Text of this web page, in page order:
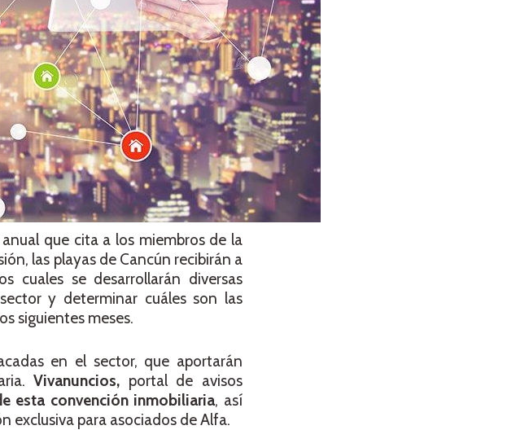
que cita a los miembros de la
las playas de Cancún recibirán a
se desarrollarán diversas
y determinar cuáles son las
siguientes meses.
en el sector, que aportarán
Vivanuncios, portal de avisos
esta convención inmobiliaria, así
exclusiva para asociados de Alfa.